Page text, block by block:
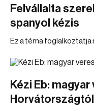
Felvállalta
spanyol kézis
Ez a téma foglalkoztatja
Kézi Eb:
Horvátországtól